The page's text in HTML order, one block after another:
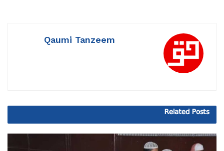
Qaumi Tanzeem
Related Posts